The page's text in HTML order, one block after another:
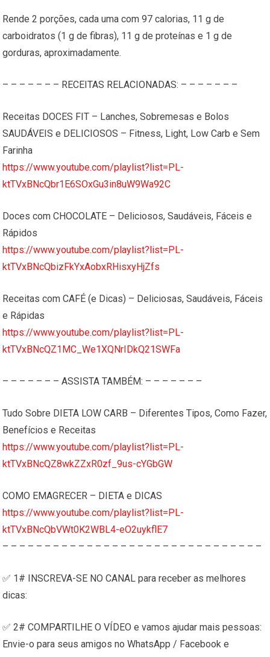
Rende 2 porções, cada uma com 97 calorias, 11 g de
carboidratos (1 g de fibras), 11 g de proteínas e 1 g de
gorduras, aproximadamente.
– – – – – – – RECEITAS RELACIONADAS: – – – – – – –
Receitas DOCES FIT – Lanches, Sobremesas e Bolos
SAUDÁVEIS e DELICIOSOS – Fitness, Light, Low Carb e Sem
Farinha
https://www.youtube.com/playlist?list=PL-
ktTVxBNcQbr1E6SOxGu3in8uW9Wa92C
Doces com CHOCOLATE – Deliciosos, Saudáveis, Fáceis e
Rápidos
https://www.youtube.com/playlist?list=PL-
ktTVxBNcQbizFkYxAobxRHisxyHjZfs
Receitas com CAFÉ (e Dicas) – Deliciosas, Saudáveis, Fáceis
e Rápidas
https://www.youtube.com/playlist?list=PL-
ktTVxBNcQZ1MC_We1XQNrIDkQ21SWFa
– – – – – – – ASSISTA TAMBÉM: – – – – – – –
Tudo Sobre DIETA LOW CARB – Diferentes Tipos, Como Fazer,
Benefícios e Receitas
https://www.youtube.com/playlist?list=PL-
ktTVxBNcQZ8wkZZxR0zf_9us-cYGbGW
COMO EMAGRECER – DIETA e DICAS
https://www.youtube.com/playlist?list=PL-
ktTVxBNcQbVWt0K2WBL4-eO2uykflE7
– – – – – – – – – – – – – – – – – – – – – – – – – – – – – – –
✅ 1# INSCREVA-SE NO CANAL para receber as melhores
dicas:
✅ 2# COMPARTILHE O VÍDEO e vamos ajudar mais pessoas:
Envie-o para seus amigos no WhatsApp / Facebook e